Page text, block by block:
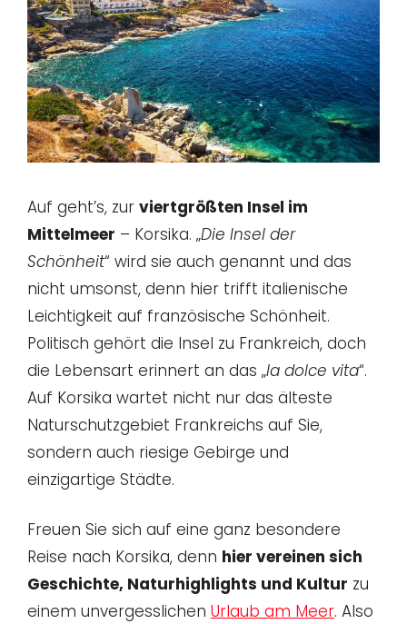
Auf geht’s, zur viertgrößten Insel im
Mittelmeer – Korsika. „Die Insel der
Schönheit“ wird sie auch genannt und das
nicht umsonst, denn hier trifft italienische
Leichtigkeit auf französische Schönheit.
Politisch gehört die Insel zu Frankreich, doch
die Lebensart erinnert an das „la dolce vita“.
Auf Korsika wartet nicht nur das älteste
Naturschutzgebiet Frankreichs auf Sie,
sondern auch riesige Gebirge und
einzigartige Städte.
Freuen Sie sich auf eine ganz besondere
Reise nach Korsika, denn hier vereinen sich
Geschichte, Naturhighlights und Kultur zu
einem unvergesslichen Urlaub am Meer. Also